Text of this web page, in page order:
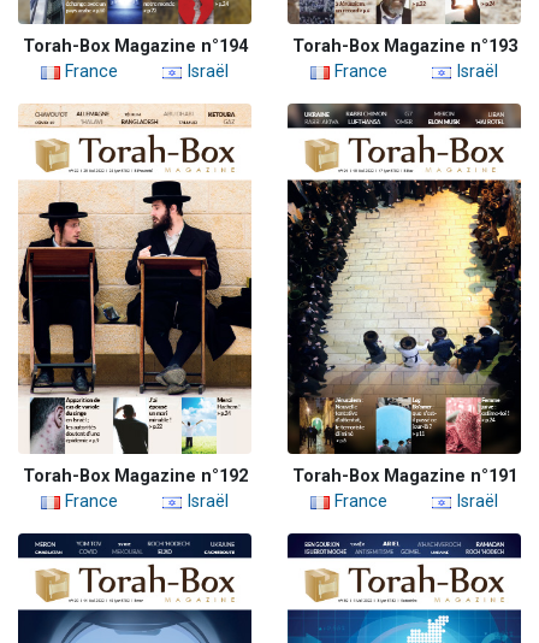
Torah-Box Magazine n°194
France
Israël
Torah-Box Magazine n°193
France
Israël
Torah-Box Magazine n°192
France
Israël
Torah-Box Magazine n°191
France
Israël